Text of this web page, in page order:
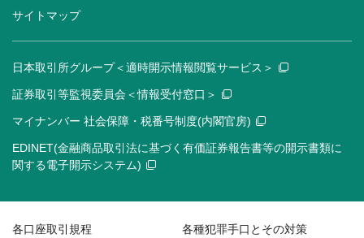
サイトマップ
日本取引所グループ＜適時開示情報閲覧サービス＞
証券取引等監視委員会＜情報受付窓口＞
マイナンバー 社会保障・税番号制度(内閣官房)
EDINET(金融商品取引法に基づく有価証券報告書等の開示書類に
関する電子開示システム)
各口座取引規程 各種犯罪手口とその対策